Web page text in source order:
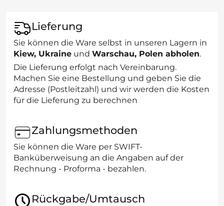
Lieferung
Sie können die Ware selbst in unseren Lagern in
Kiew, Ukraine und Warschau, Polen abholen.
Die Lieferung erfolgt nach Vereinbarung.
Machen Sie eine Bestellung und geben Sie die
Adresse (Postleitzahl) und wir werden die Kosten
für die Lieferung zu berechnen
Zahlungsmethoden
Sie können die Ware per SWIFT-
Banküberweisung an die Angaben auf der
Rechnung - Proforma - bezahlen.
Rückgabe/Umtausch